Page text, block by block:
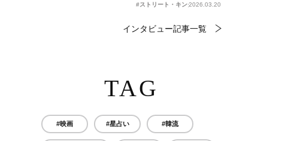
#ストリート・キングダム 自分の音を鳴らせ。
2026.03.20
インタビュー記事一覧
TAG
#映画 #星占い #韓流